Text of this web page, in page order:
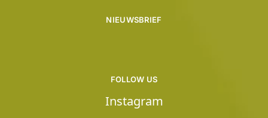
NIEUWSBRIEF
FOLLOW US
Instagram